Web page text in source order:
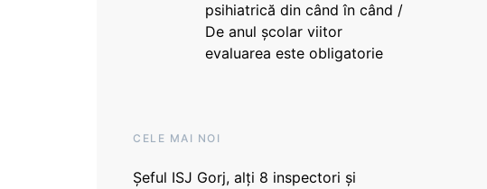
psihiatrică din când în când /
De anul școlar viitor
evaluarea este obligatorie
CELE MAI NOI
Șeful ISJ Gorj, alți 8 inspectori și